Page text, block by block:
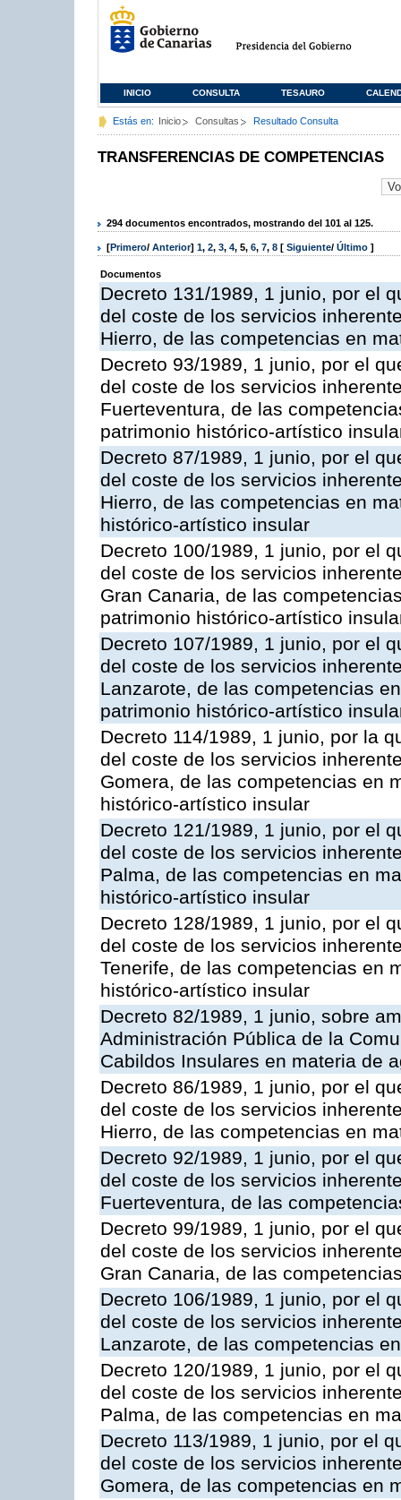
INICIO CONSULTA TESAURO
Estás en: Inicio Consultas Resultado Consulta
TRANSFERENCIAS DE COMPETENCIAS
294 documentos encontrados, mostrando del 101 al 125.
[Primero/ Anterior] 1, 2, 3, 4, 5, 6, 7, 8 [ Siguiente/ Último ]
Documentos
Decreto 131/1989, 1 junio, por el
del coste de los servicios
Hierro, de las competencias en
Decreto 93/1989, 1 junio, por el
del coste de los servicios
Fuerteventura, de las
patrimonio histórico-artístico
Decreto 87/1989, 1 junio, por el
del coste de los servicios
Hierro, de las competencias en
histórico-artístico insular
Decreto 100/1989, 1 junio, por el
del coste de los servicios
Gran Canaria, de las
patrimonio histórico-artístico
Decreto 107/1989, 1 junio, por el
del coste de los servicios
Lanzarote, de las competencias
patrimonio histórico-artístico
Decreto 114/1989, 1 junio, por la
del coste de los servicios
Gomera, de las competencias en
histórico-artístico insular
Decreto 121/1989, 1 junio, por el
del coste de los servicios
Palma, de las competencias en
histórico-artístico insular
Decreto 128/1989, 1 junio, por el
del coste de los servicios
Tenerife, de las competencias en
histórico-artístico insular
Decreto 82/1989, 1 junio, sobre
Administración Pública de la
Cabildos Insulares en materia de
Decreto 86/1989, 1 junio, por el
del coste de los servicios
Hierro, de las competencias en
Decreto 92/1989, 1 junio, por el
del coste de los servicios
Fuerteventura, de las
Decreto 99/1989, 1 junio, por el
del coste de los servicios
Gran Canaria, de las
Decreto 106/1989, 1 junio, por el
del coste de los servicios
Lanzarote, de las competencias
Decreto 120/1989, 1 junio, por el
del coste de los servicios
Palma, de las competencias en
Decreto 113/1989, 1 junio, por el
del coste de los servicios
Gomera, de las competencias en